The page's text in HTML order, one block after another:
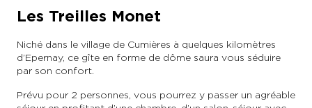
Les Treilles Monet
Niché dans le village de Cumières à quelques kilomètres
d’Epernay, ce gîte en forme de dôme saura vous séduire
par son confort.
Prévu pour 2 personnes, vous pourrez y passer un agréable